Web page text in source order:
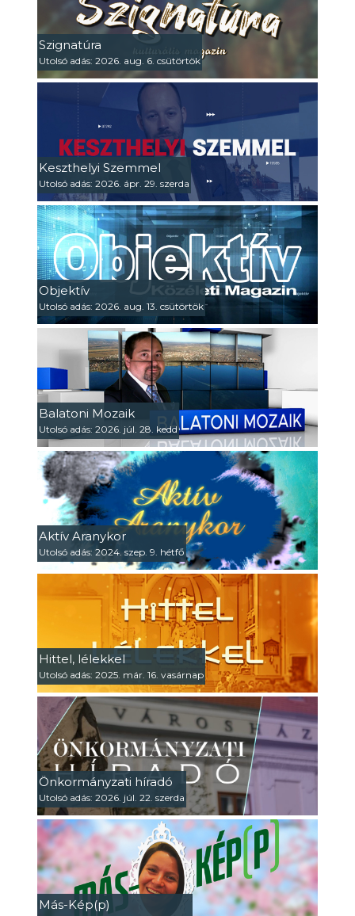
Szignatúra
Utolsó adás: 2026. aug. 6. csütörtök
Keszthelyi Szemmel
Utolsó adás: 2026. ápr. 29. szerda
Objektív
Utolsó adás: 2026. aug. 13. csütörtök
Balatoni Mozaik
Utolsó adás: 2026. júl. 28. kedd
Aktív Aranykor
Utolsó adás: 2024. szep. 9. hétfő
Hittel, lélekkel
Utolsó adás: 2025. már. 16. vasárnap
Önkormányzati híradó
Utolsó adás: 2026. júl. 22. szerda
Más-Kép(p)